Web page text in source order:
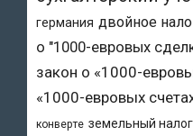
германия двойное
о "1000-евровых
закон о «1000-
«1000-евровых
конверте земельный налог